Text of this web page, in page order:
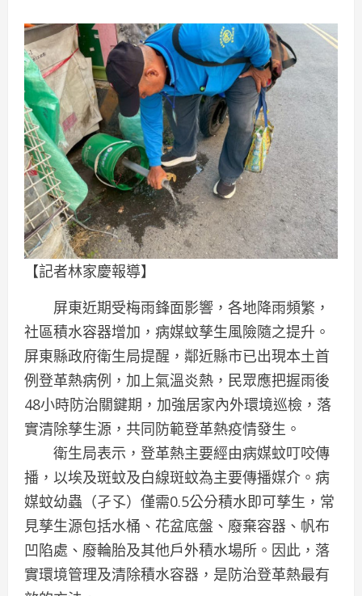
【記者林家慶報導】
屏東近期受梅雨鋒面影響，各地降雨頻繁，
社區積水容器增加，病媒蚊孳生風險隨之提升。
屏東縣政府衛生局提醒，鄰近縣市已出現本土首
例登革熱病例，加上氣溫炎熱，民眾應把握雨後
48小時防治關鍵期，加強居家內外環境巡檢，落
實清除孳生源，共同防範登革熱疫情發生。
衛生局表示，登革熱主要經由病媒蚊叮咬傳
播，以埃及斑蚊及白線斑蚊為主要傳播媒介。病
媒蚊幼蟲（孑孓）僅需0.5公分積水即可孳生，常
見孳生源包括水桶、花盆底盤、廢棄容器、帆布
凹陷處、廢輪胎及其他戶外積水場所。因此，落
實環境管理及清除積水容器，是防治登革熱最有